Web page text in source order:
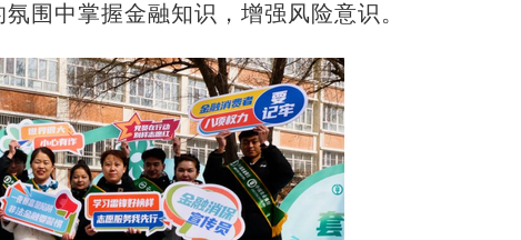
围中掌握金融知识，增强风险意识。